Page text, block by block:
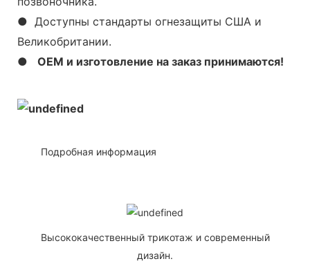
● Доступны стандарты огнезащиты США и
Великобритании.
●
OEM и изготовление на заказ принимаются!
Подробная информация
Высококачественный трикотаж и современный
дизайн.